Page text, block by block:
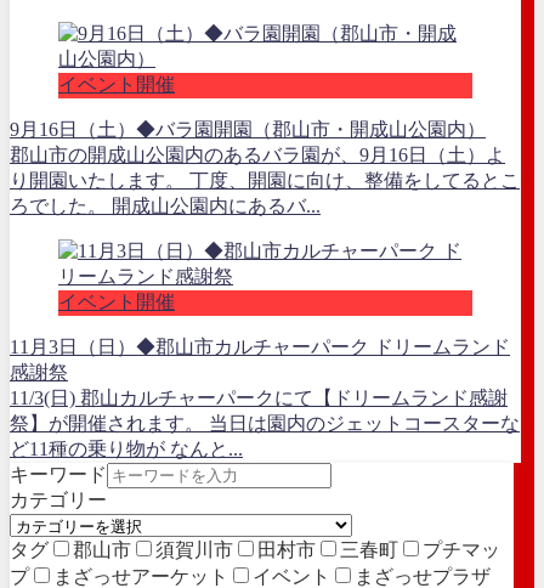
イベント開催
9月16日（土）◆バラ園開園（郡山市・開成山公園内）
郡山市の開成山公園内のあるバラ園が、9月16日（土）よ
り開園いたします。 丁度、開園に向け、整備をしてるとこ
ろでした。 開成山公園内にあるバ...
イベント開催
11月3日（日）◆郡山市カルチャーパーク ドリームランド
感謝祭
11/3(日) 郡山カルチャーパークにて【ドリームランド感謝
祭】が開催されます。 当日は園内のジェットコースターな
ど11種の乗り物が なんと...
キーワード
カテゴリー
タグ 郡山市 須賀川市 田村市 三春町
プチマッ
プ
まざっせアーケット イベント
まざっせプラザ